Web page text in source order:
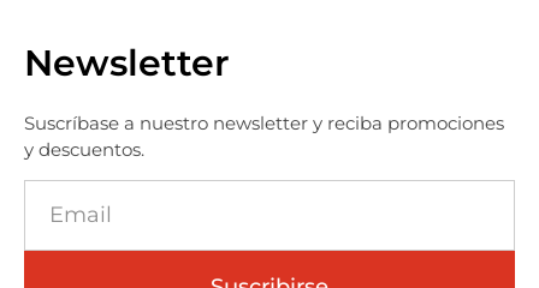
Newsletter
Suscríbase a nuestro newsletter y reciba promociones
y descuentos.